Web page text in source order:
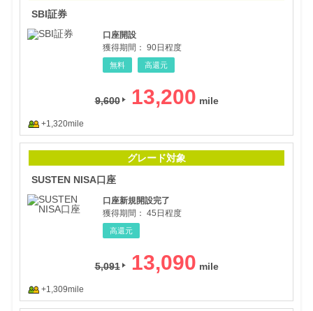
SBI証券
口座開設
獲得期間： 90日程度
無料 高還元
9,600 13,200
+1,320mile
グレード対象
SUSTEN NISA口座
口座新規開設完了
獲得期間： 45日程度
高還元
5,091 13,090
+1,309mile